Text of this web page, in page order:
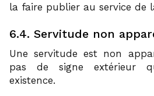
la faire publier au service de
6.4. Servitude non
Une servitude est non
pas de signe extérieur
existence.